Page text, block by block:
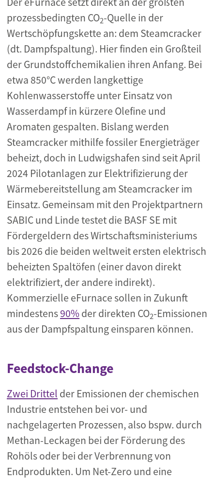
prozessbedingten CO2-Quelle in der
Wertschöpfungskette an: dem Steamcracker
(dt. Dampfspaltung). Hier finden ein Großteil
der Grundstoffchemikalien ihren Anfang. Bei
etwa 850°C werden langkettige
Kohlenwasserstoffe unter Einsatz von
Wasserdampf in kürzere Olefine und
Aromaten gespalten. Bislang werden
Steamcracker mithilfe fossiler Energieträger
beheizt, doch in Ludwigshafen sind seit April
2024 Pilotanlagen zur Elektrifizierung der
Wärmebereitstellung am Steamcracker im
Einsatz. Gemeinsam mit den Projektpartnern
SABIC und Linde testet die BASF SE mit
Fördergeldern des Wirtschaftsministeriums
bis 2026 die beiden weltweit ersten elektrisch
beheizten Spaltöfen (einer davon direkt
elektrifiziert, der andere indirekt).
Kommerzielle eFurnace sollen in Zukunft
mindestens90%der direkten CO2-Emissionen
aus der Dampfspaltung einsparen können.
Feedstock-Change
Zwei Drittel der Emissionen der chemischen
Industrie entstehen bei vor- und
nachgelagerten Prozessen, also bspw. durch
Methan-Leckagen bei der Förderung des
Rohöls oder bei der Verbrennung von
Endprodukten. Um Net-Zero und eine